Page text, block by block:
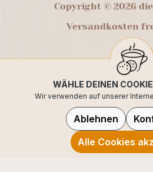
Copyright © 2026
Versandkosten
WÄHLE DEINEN
Wir verwenden auf unserer
Ablehnen
Alle Cookies